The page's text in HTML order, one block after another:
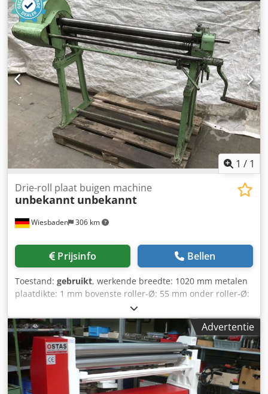
1 / 1
Wiesbaden 306 km
Drie-roll plaat buigen machine
unbekannt unbekannt
Prijsinfo Bellen
Toestand: gebruikt, werkende breedte: 1020 mm metalen
plaatdikte: 1 mm bovenste roller-Ø: 55 mm onder roller-Ø:
55 mm ruimte nodig: 1370 x 570 x 1100 mm Dedsda I Itspfx
Aixeck
Advertentie